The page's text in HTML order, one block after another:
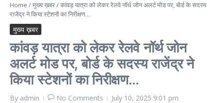
Home /मुख्य ख़बर/कांवड़ यात्रा को लेकर रेलवे नॉर्थ जोन अलर्ट मोड पर, बोर्ड के सदस्य
राजेंद्र ने किया स्टेशनों का निरीक्षण…
मुख्य ख़बर
कांवड़ यात्रा को लेकर रेलवे नॉर्थ जोन
अलर्ट मोड पर, बोर्ड के सदस्य राजेंद्र ने
किया स्टेशनों का निरीक्षण…
By admin No Comments July 10, 2025 9:01 pm